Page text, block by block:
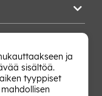
ja
sisältöä.
tyyppiset